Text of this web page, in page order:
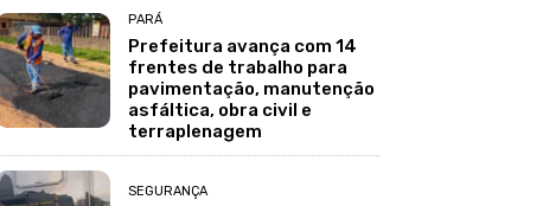
PARÁ
Prefeitura avança com 14
frentes de trabalho para
pavimentação, manutenção
asfáltica, obra civil e
terraplenagem
SEGURANÇA